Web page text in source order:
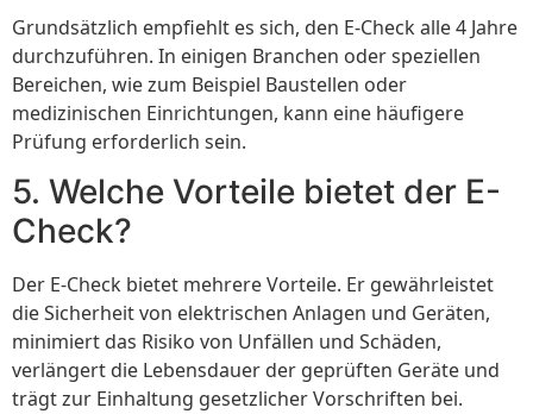
Grundsätzlich empfiehlt es sich, den E-Check alle 4 Jahre
durchzuführen. In einigen Branchen oder speziellen
Bereichen, wie zum Beispiel Baustellen oder
medizinischen Einrichtungen, kann eine häufigere
Prüfung erforderlich sein.
5. Welche Vorteile bietet der E-
Check?
Der E-Check bietet mehrere Vorteile. Er gewährleistet
die Sicherheit von elektrischen Anlagen und Geräten,
minimiert das Risiko von Unfällen und Schäden,
verlängert die Lebensdauer der geprüften Geräte und
trägt zur Einhaltung gesetzlicher Vorschriften bei.